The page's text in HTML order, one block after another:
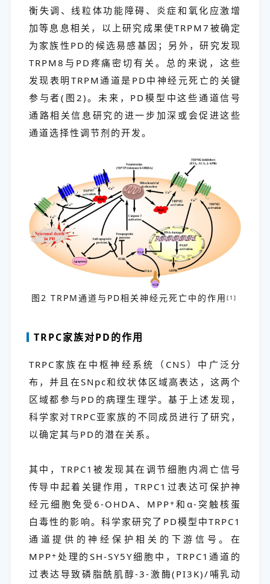
衡失调、线粒体功能障碍、炎症和氧化应激增
加等息息相关，以上研究成果使TRPM7被确定
为家族性PD的候选易感基因；另外，研究发现
TRPM8与PD疼痛密切有关。总的来说，这些
发现表明TRPM通道是PD中神经元死亡的关键
参与者(图2)。未来，PD模型中这些通道信号
通路相关信息研究的进一步加深或会促进这些
通道选择性调节剂的开发。
图2 TRPM通道与PD相关神经元死亡中的作用 [1]
TRPC家族对PD的作用
TRPC家族在中枢神经系统（CNS）中广泛分
布，并且在SNpc和纹状体区域高表达，这两个
区域都参与PD的病理生理学。基于上述发现，
科学家对TRPC亚家族的不同成员进行了研究，
以确定其与PD的潜在关系。
其中，TRPC1被发现其在调节细胞内凋亡信号
传导中起着关键作用，TRPC1过表达可保护神
经元细胞免受6-OHDA、MPP+和α-突触核蛋
白毒性的影响。科学家研究了PD模型中TRPC1
通道提供的神经保护相关的下游信号。在
MPP+ 处理的SH-SY5Y细胞中，TRPC1通道的
过表达导致磷脂酰肌醇-3-激酶(PI3K)/哺乳动